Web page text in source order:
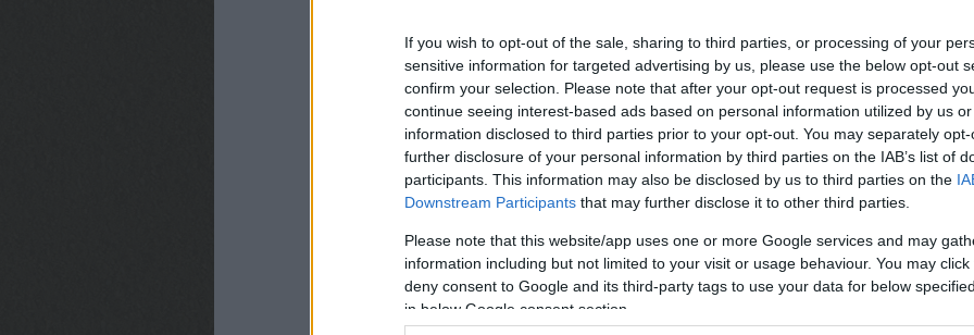
If you wish to opt-out of the sale, sharing to third parties, or processing of your
sensitive information for targeted advertising by us, please use the below opt-out
confirm your selection. Please note that after your opt-out request is processed
continue seeing interest-based ads based on personal information utilized by us
information disclosed to third parties prior to your opt-out. You may separately
further disclosure of your personal information by third parties on the IAB’s list of
participants. This information may also be disclosed by us to third parties on the
Downstream Participants that may further disclose it to other third parties.
Please note that this website/app uses one or more Google services and may
information including but not limited to your visit or usage behaviour. You may
deny consent to Google and its third-party tags to use your data for below
in below Google consent section.
(
(